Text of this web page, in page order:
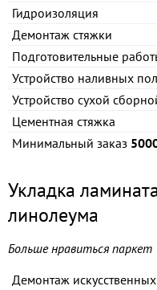
Гидроизоляция
Демонтаж стяжки
Подготовительные
Устройство наливных
Устройство сухой
Цементная стяжка
Минимальный заказ
Укладка
линолеума
Больше нравиться паркет
Демонтаж искусственных